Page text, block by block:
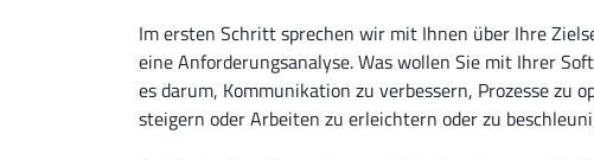
Im ersten Schritt sprechen wir mit Ihnen über Ihre
eine Anforderungsanalyse. Was wollen Sie mit Ihrer
es darum, Kommunikation zu verbessern, Prozesse zu
steigern oder Arbeiten zu erleichtern oder zu